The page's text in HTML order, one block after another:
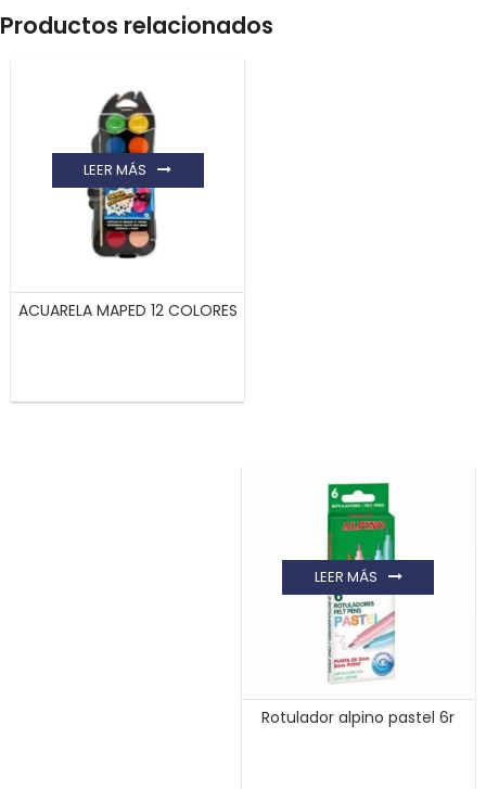
Productos relacionados
ACUARELA MAPED 12 COLORES
LEER MÁS
Rotulador alpino pastel 6r
LEER MÁS